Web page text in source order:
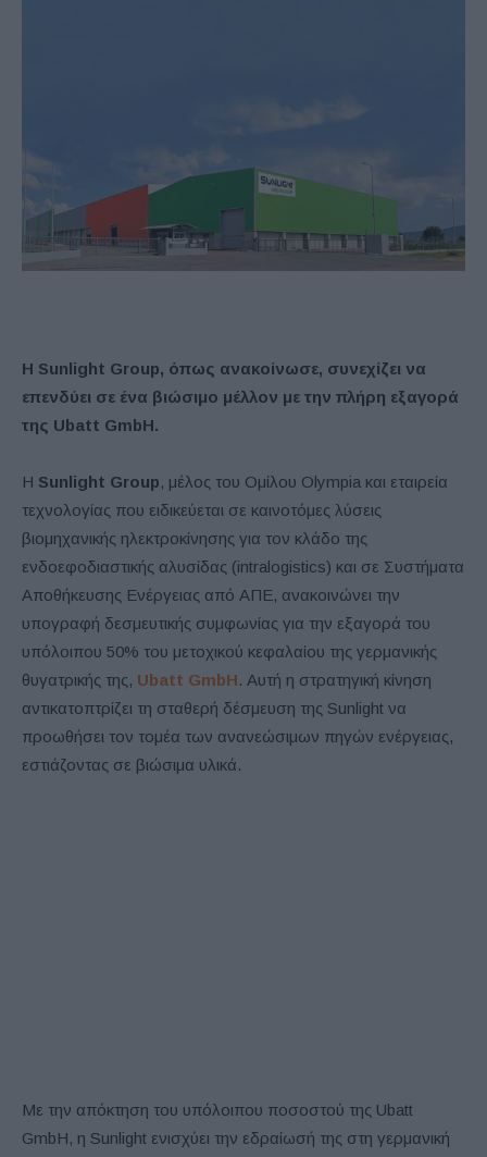
Η Sunlight Group, όπως ανακοίνωσε, συνεχίζει να
επενδύει σε ένα βιώσιμο μέλλον με την πλήρη εξαγορά
της Ubatt GmbH.
Η Sunlight Group, μέλος του Ομίλου Olympia και εταιρεία
τεχνολογίας που ειδικεύεται σε καινοτόμες λύσεις
βιομηχανικής ηλεκτροκίνησης για τον κλάδο της
ενδοεφοδιαστικής αλυσίδας (intralogistics) και σε Συστήματα
Αποθήκευσης Ενέργειας από ΑΠΕ, ανακοινώνει την
υπογραφή δεσμευτικής συμφωνίας για την εξαγορά του
υπόλοιπου 50% του μετοχικού κεφαλαίου της γερμανικής
θυγατρικής της, Ubatt GmbH. Αυτή η στρατηγική κίνηση
αντικατοπτρίζει τη σταθερή δέσμευση της Sunlight να
προωθήσει τον τομέα των ανανεώσιμων πηγών ενέργειας,
εστιάζοντας σε βιώσιμα υλικά.
Με την απόκτηση του υπόλοιπου ποσοστού της Ubatt
GmbH, η Sunlight ενισχύει την εδραίωσή της στη γερμανική